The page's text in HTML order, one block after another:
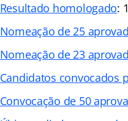
Resultado homologado:
Nomeação de 25
Nomeação de 23
Candidatos convocados
Convocação de 50